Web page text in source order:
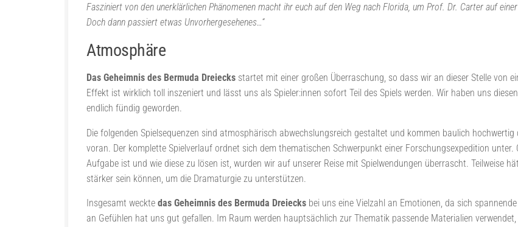
Fasziniert von den unerklärlichen Phänomenen macht ihr euch auf den Weg nach Florida, um Prof. Dr. Carter auf
Doch dann passiert etwas Unvorhergesehenes…“
Atmosphäre
Das Geheimnis des Bermuda Dreiecks startet mit einer großen Überraschung, so dass wir an dieser Stelle von
Effekt ist wirklich toll inszeniert und lässt uns als Spieler:innen sofort Teil des Spiels werden. Wir haben uns
endlich fündig geworden.
Die folgenden Spielsequenzen sind atmosphärisch abwechslungsreich gestaltet und kommen baulich
voran. Der komplette Spielverlauf ordnet sich dem thematischen Schwerpunkt einer Forschungsexpedition
Aufgabe ist und wie diese zu lösen ist, wurden wir auf unserer Reise mit Spielwendungen überrascht. Teilweise
stärker sein können, um die Dramaturgie zu unterstützen.
Insgesamt weckte das Geheimnis des Bermuda Dreiecks bei uns eine Vielzahl an Emotionen, da sich
an Gefühlen hat uns gut gefallen. Im Raum werden hauptsächlich zur Thematik passende Materialien